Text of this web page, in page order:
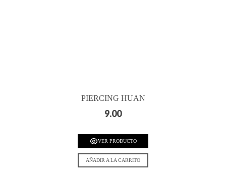
PIERCING HUAN
9.00
VER PRODUCTO
AÑADIR A LA CARRITO